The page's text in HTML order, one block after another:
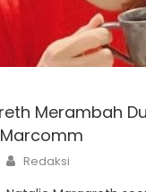
Merambah
Author
Redaksi